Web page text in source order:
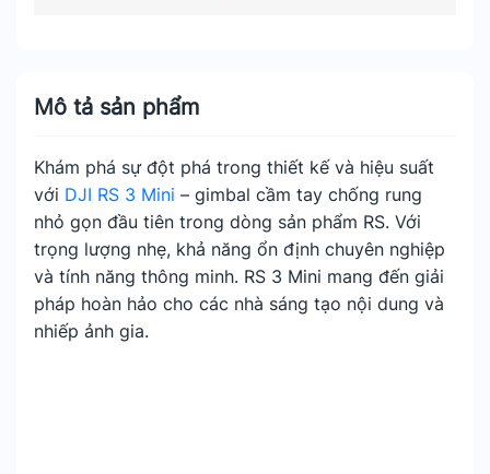
Mô tả sản phẩm
Khám phá sự đột phá trong thiết kế và hiệu suất
với DJI RS 3 Mini – gimbal cầm tay chống rung
nhỏ gọn đầu tiên trong dòng sản phẩm RS. Với
trọng lượng nhẹ, khả năng ổn định chuyên nghiệp
và tính năng thông minh. RS 3 Mini mang đến giải
pháp hoàn hảo cho các nhà sáng tạo nội dung và
nhiếp ảnh gia.